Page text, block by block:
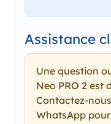
Assistance
Une question
Neo PRO 2 est
Contactez-
WhatsApp